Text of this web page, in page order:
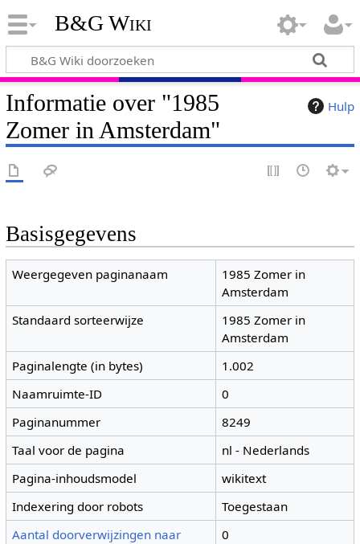
B&G Wiki
Hulp
Informatie over "1985
Zomer in Amsterdam"
Basisgegevens
Weergegeven paginanaam
1985 Zomer in
Amsterdam
Standaard sorteerwijze
1985 Zomer in
Amsterdam
Paginalengte (in bytes)
1.002
Naamruimte-ID
0
Paginanummer
8249
Taal voor de pagina
nl - Nederlands
Pagina-inhoudsmodel
wikitext
Indexering door robots
Toegestaan
Aantal doorverwijzingen naar
0